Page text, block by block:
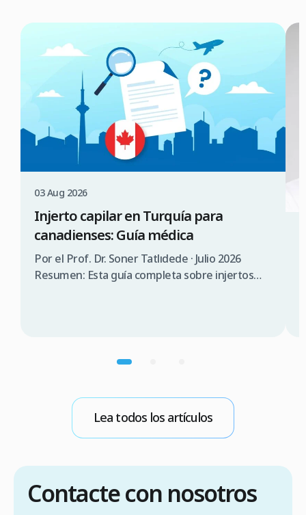
03 Aug 2026
Injerto capilar en Turquía para
canadienses: Guía médica
Por el Prof. Dr. Soner Tatlıdede · Julio 2026
Resumen: Esta guía completa sobre injertos
(90 días sin visado), lista de verificación para
Lea todos los artículos
Contacte con nosotros